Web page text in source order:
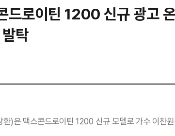
드로이틴 1200 신규 광고
발탁
환)은 맥스콘드로이틴 1200 신규 모델로 가수 이찬